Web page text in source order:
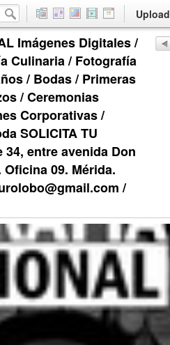
Upload
Imágenes Digitales /
Culinaria / Fotografía
/ Bodas / Primeras
/ Ceremonias
Corporativas /
SOLICITA TU
34, entre avenida Don
09. Mérida.
/